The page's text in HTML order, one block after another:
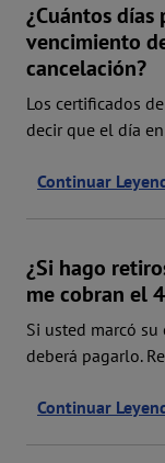
¿Cuántos días
vencimiento
cancelación?
Los certificados
decir que el día
Continuar
¿Si hago
me cobran el
Si usted marcó
deberá pagarlo.
Continuar